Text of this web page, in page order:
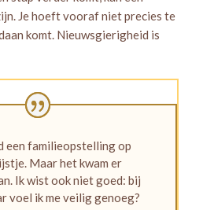
Je hoeft vooraf niet precies te
komt. Nieuwsgierigheid is
een familieopstelling op
Maar het kwam er
Ik wist ook niet goed: bij
voel ik me veilig genoeg?